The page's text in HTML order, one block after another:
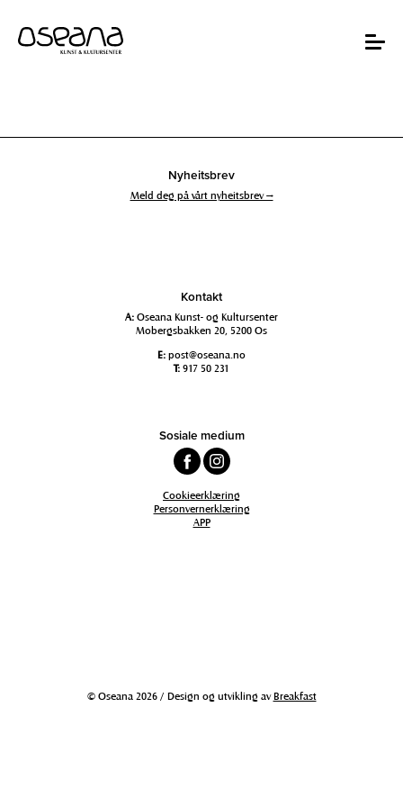
innhold
navigasjon
Toggle
Nyheitsbrev
Meld deg på vårt nyheitsbrev →
Kontakt
A: Oseana Kunst- og Kultursenter
Mobergsbakken 20, 5200 Os
E: post@oseana.no
T: 917 50 231
Sosiale medium
Cookieerklæring
Personvernerklæring
APP
© Oseana 2026 / Design og utvikling avBreakfast